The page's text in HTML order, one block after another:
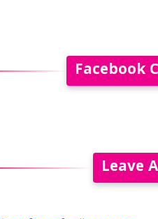
Facebook
Leave